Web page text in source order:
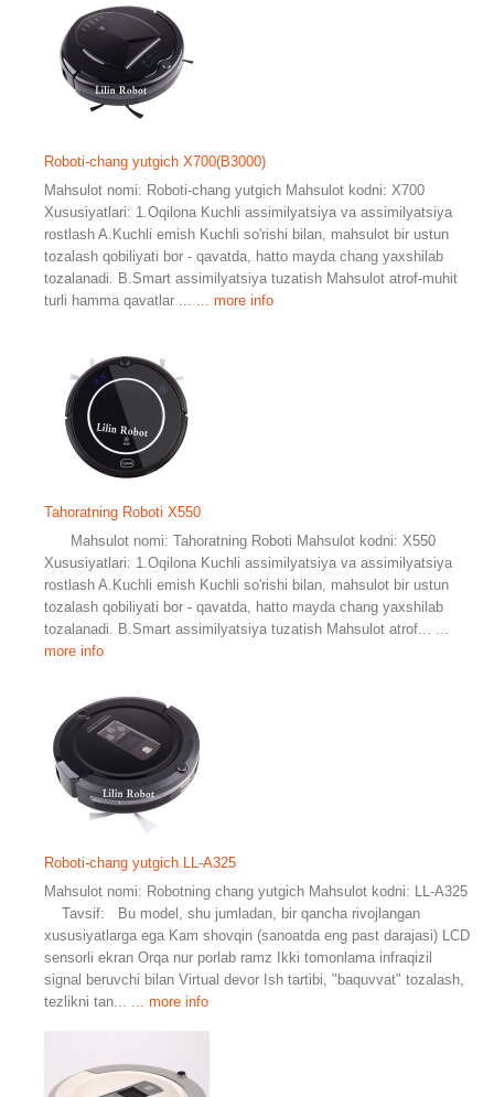
Roboti-chang yutgich X700(B3000)
Mahsulot nomi: Roboti-chang yutgich Mahsulot kodni: X700
Xususiyatlari: 1.Oqilona Kuchli assimilyatsiya va assimilyatsiya
rostlash A.Kuchli emish Kuchli so'rishi bilan, mahsulot bir ustun
tozalash qobiliyati bor - qavatda, hatto mayda chang yaxshilab
tozalanadi. B.Smart assimilyatsiya tuzatish Mahsulot atrof-muhit
turli hamma qavatlar ...
... more info
Tahoratning Roboti X550
Mahsulot nomi: Tahoratning Roboti Mahsulot kodni: X550
Xususiyatlari: 1.Oqilona Kuchli assimilyatsiya va assimilyatsiya
rostlash A.Kuchli emish Kuchli so'rishi bilan, mahsulot bir ustun
tozalash qobiliyati bor - qavatda, hatto mayda chang yaxshilab
tozalanadi. B.Smart assimilyatsiya tuzatish Mahsulot atrof...
more info
Roboti-chang yutgich LL-A325
Mahsulot nomi: Robotning chang yutgich Mahsulot kodni: LL-A325
Tavsif: Bu model, shu jumladan, bir qancha rivojlangan
xususiyatlarga ega Kam shovqin (sanoatda eng past darajasi) LCD
sensorli ekran Orqa nur porlab ramz Ikki tomonlama infraqizil
signal beruvchi bilan Virtual devor Ish tartibi, "baquvvat" tozalash,
tezlikni tan...
... more info